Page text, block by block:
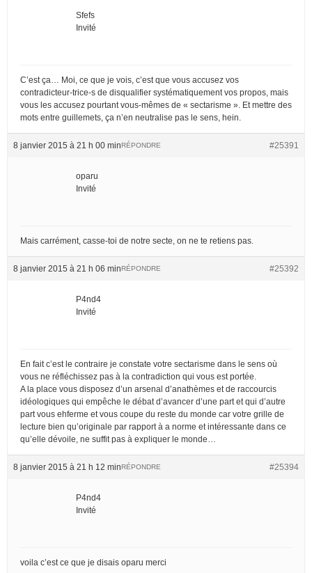
Sfefs
Invité
C’est ça… Moi, ce que je vois, c’est que vous accusez vos
contradicteur-trice-s de disqualifier systématiquement vos propos, mais
vous les accusez pourtant vous-mêmes de « sectarisme ». Et mettre des
mots entre guillemets, ça n’en neutralise pas le sens, hein.
8 janvier 2015 à 21 h 00 min #25391
RÉPONDRE
oparu
Invité
Mais carrément, casse-toi de notre secte, on ne te retiens pas.
8 janvier 2015 à 21 h 06 min #25392
RÉPONDRE
P4nd4
Invité
En fait c’est le contraire je constate votre sectarisme dans le sens où
vous ne réfléchissez pas à la contradiction qui vous est portée.
A la place vous disposez d’un arsenal d’anathèmes et de raccourcis
idéologiques qui empêche le débat d’avancer d’une part et qui d’autre
part vous ehferme et vous coupe du reste du monde car votre grille de
lecture bien qu’originale par rapport à a norme et intéressante dans ce
qu’elle dévoile, ne suffit pas à expliquer le monde…
8 janvier 2015 à 21 h 12 min #25394
RÉPONDRE
P4nd4
Invité
voila c’est ce que je disais oparu merci